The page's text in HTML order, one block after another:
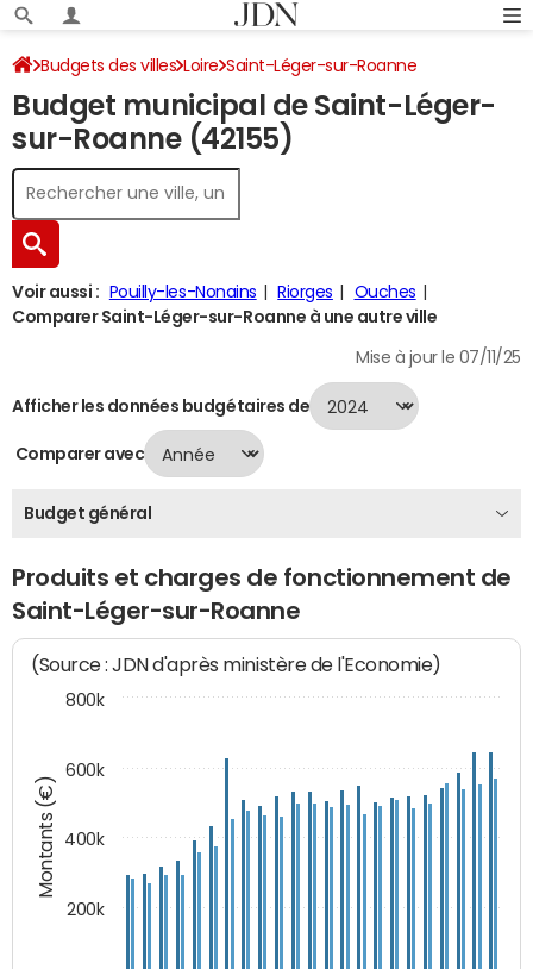
Budgets des villes Loire Saint-Léger-sur-Roanne
Budget 2024
Budget municipal de Saint-Léger-
sur-Roanne (42155)
Voir aussi : Pouilly-les-Nonains Riorges
Ouches
Comparer Saint-Léger-sur-Roanne à une autre ville
Mise à jour le 07/11/25
Afficher les données budgétaires de
Comparer avec
Budget général
Produits et charges de fonctionnement de
Saint-Léger-sur-Roanne
Montants (€)
(Source : JDN d'après ministère de l'Economie)
200k
400k
600k
800k